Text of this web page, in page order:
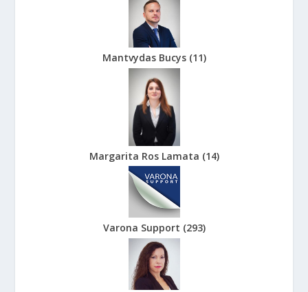
Mantvydas Bucys (11)
Margarita Ros Lamata (14)
Varona Support (293)